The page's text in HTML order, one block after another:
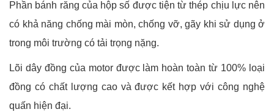
Phần bánh răng của hộp số được tiện từ thép chịu lực nên
có khả năng chống mài mòn, chống vỡ, gãy khi sử dụng ở
trong môi trường có tải trọng nặng.
Lõi dây đồng của motor được làm hoàn toàn từ 100% loại
đồng có chất lượng cao và được kết hợp với công nghệ
quấn hiện đại.